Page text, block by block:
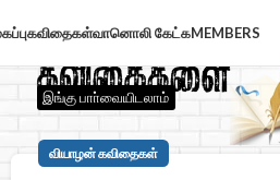
கவிதைகள்வானொலி கேட்கMEMBERS
இங்கு பாா்வையிடலாம்
வியாழன் கவிதைகள்